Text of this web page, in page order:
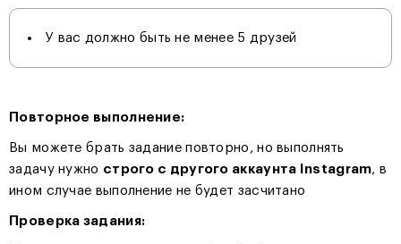
У вас должно быть не менее 5 друзей
Повторное выполнение:
Вы можете брать задание повторно, но выполнять
задачу нужно строго с другого аккаунта Instagram, в
ином случае выполнение не будет засчитано
Проверка задания: